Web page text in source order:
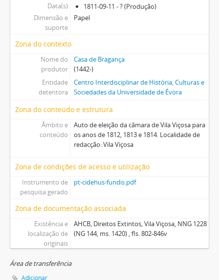
Data(s)
1811-09-11 - ? (Produção)
Dimensão e
suporte
Papel
Zona do contexto
Nome do
produtor
Casa de Bragança
(1442-)
Entidade
detentora
Centro Interdisciplinar de História, Culturas e
Sociedades da Universidade de Évora
Zona do conteúdo e estrutura
Âmbito e
conteúdo
Auto de eleição da câmara de Vila Viçosa para
os anos de 1812, 1813 e 1814. Localidade de
redacção: Vila Viçosa
Zona de condições de acesso e utilização
Instrumento de
pesquisa gerado
pt-cidehus-fundis.pdf
Zona de documentação associada
Existência e
localização de
originais
AHCB, Direitos Extintos, Vila Viçosa, NNG 1228
(NG 144, ms. 1420) , fls. 802-846v
Área de transferência
Adicionar